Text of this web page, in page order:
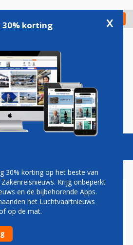
Check in
Podcasts Vacatures
lijndienst naar Georgetown in
30% korting x
30% korting op het beste van
Krijg onbeperkt
en de bijbehorende Apps.
het Luchtvaartnieuws
op de mat.